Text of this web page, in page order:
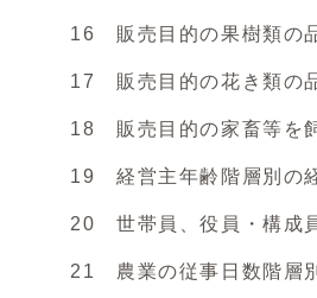
16 販売目的の果樹類の品
17 販売目的の花き類の品
18 販売目的の家畜等を飼
19 経営主年齢階層別の
20 世帯員、役員・構成員
21 農業の従事日数階層別